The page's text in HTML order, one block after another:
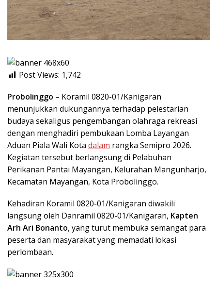
Post Views: 1,742
Probolinggo – Koramil 0820-01/Kanigaran
menunjukkan dukungannya terhadap pelestarian
budaya sekaligus pengembangan olahraga rekreasi
dengan menghadiri pembukaan Lomba Layangan
Aduan Piala Wali Kota dalam rangka Semipro 2026.
Kegiatan tersebut berlangsung di Pelabuhan
Perikanan Pantai Mayangan, Kelurahan Mangunharjo,
Kecamatan Mayangan, Kota Probolinggo.
Kehadiran Koramil 0820-01/Kanigaran diwakili
langsung oleh Danramil 0820-01/Kanigaran, Kapten
Arh Ari Bonanto, yang turut membuka semangat para
peserta dan masyarakat yang memadati lokasi
perlombaan.